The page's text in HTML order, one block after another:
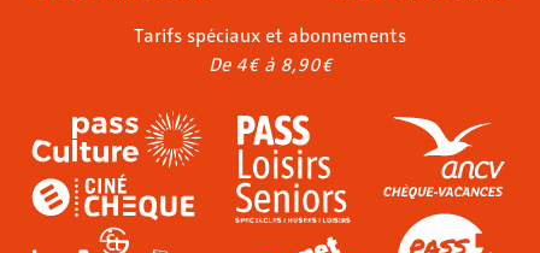
Tarifs spéciaux et abonnements
De 4€ à 8,90€